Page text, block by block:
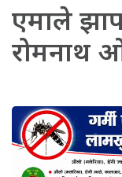
एमाले
रोमनाथ